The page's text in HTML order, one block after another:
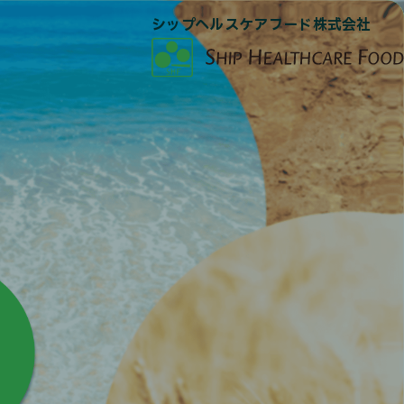
シップヘルスケアフード株式会社
FOOD